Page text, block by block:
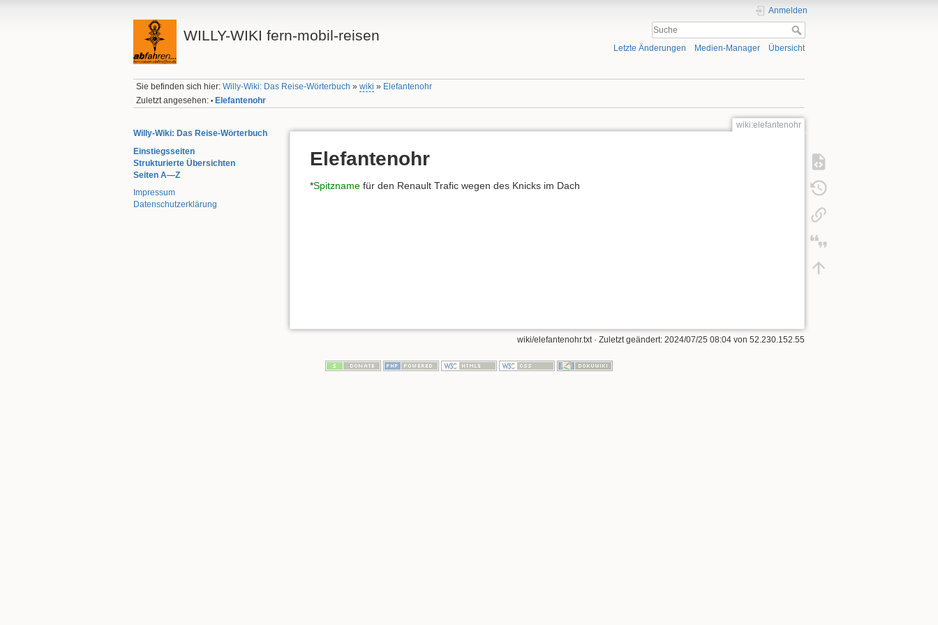
WILLY-WIKI fern-mobil-reisen
Anmelden
Letzte Änderungen Medien-Manager Übersicht
Sie befinden sich hier:Willy-Wiki: Das Reise-Wörterbuch »wiki » Elefantenohr
Zuletzt angesehen: • Elefantenohr
Willy-Wiki: Das Reise-Wörterbuch
Einstiegsseiten
Strukturierte Übersichten
Seiten A—Z
Impressum
Datenschutzerklärung
wiki:elefantenohr
Elefantenohr
*Spitzname für den Renault Trafic wegen des Knicks im Dach
wiki/elefantenohr.txt· Zuletzt geändert: 2024/07/25 08:04 von 52.230.152.55